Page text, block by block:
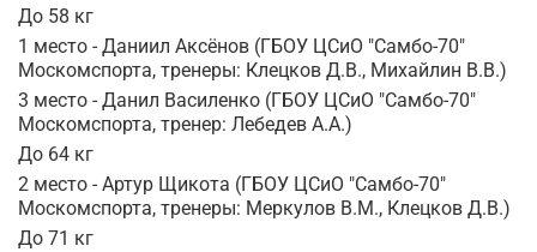
До 58 кг
1 место - Даниил Аксёнов (ГБОУ ЦСиО "Самбо-70"
Москомспорта, тренеры: Клецков Д.В., Михайлин В.В.)
3 место - Данил Василенко (ГБОУ ЦСиО "Самбо-70"
Москомспорта, тренер: Лебедев А.А.)
До 64 кг
2 место - Артур Щикота (ГБОУ ЦСиО "Самбо-70"
Москомспорта, тренеры: Меркулов В.М., Клецков Д.В.)
До 71 кг